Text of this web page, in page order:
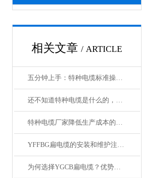
相关文章 / ARTICLE
五分钟上手：特种电缆标准操作流程详解
还不知道特种电缆是什么的，请看这里！
特种电缆厂家降低生产成本的合理手段
YFFBG扁电缆的安装和维护注意事项是什么
为何选择YGCB扁电缆？优势与技术详解